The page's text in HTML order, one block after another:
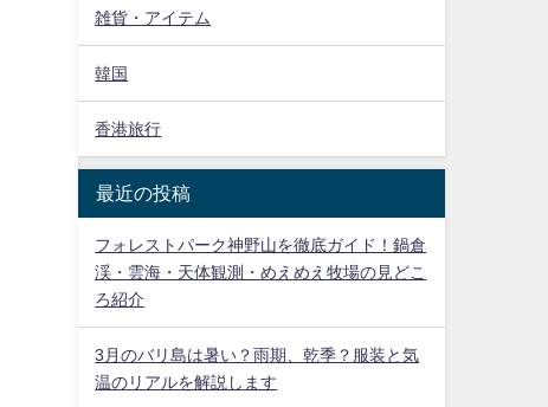
雑貨・アイテム
韓国
香港旅行
最近の投稿
フォレストパーク神野山を徹底ガイド！鍋倉
渓・雲海・天体観測・めえめえ牧場の見どこ
ろ紹介
3月のバリ島は暑い？雨期、乾季？服装と気
温のリアルを解説します